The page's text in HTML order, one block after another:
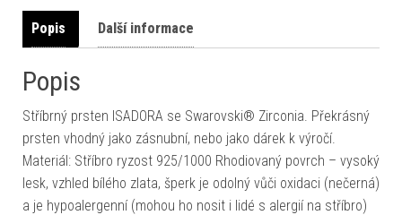
Popis Další informace
Popis
Stříbrný prsten ISADORA se Swarovski® Zirconia. Překrásný
prsten vhodný jako zásnubní, nebo jako dárek k výročí.
Materiál: Stříbro ryzost 925/1000 Rhodiovaný povrch – vysoký
lesk, vzhled bílého zlata, šperk je odolný vůči oxidaci (nečerná)
a je hypoalergenní (mohou ho nosit i lidé s alergií na stříbro)